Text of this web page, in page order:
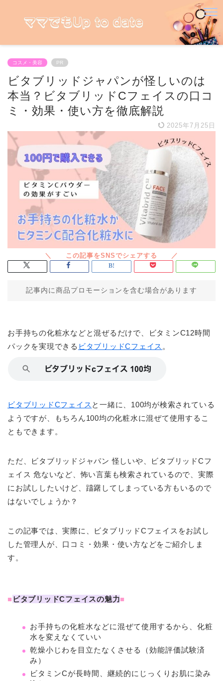
コスメ・美容 PR
ビタブリッドジャパンが怪しいのは
本当？ビタブリッドCフェイスの口コ
ミ・効果・使い方を徹底解説
2025年7月25日
記事内に商品プロモーションを含む場合があります
お手持ちの化粧水などと混ぜるだけで、ビタミンC12時間
パックを実現できる ビタブリッドCフェイス 。
ビタブリッドCフェイス と一緒に、100均が検索されている
ようですが、もちろん100均の化粧水に混ぜて使用するこ
ともできます。
ただ、ビタブリッドジャパン 怪しいや、ビタブリッドCフ
ェイス 危ないなど、怖い言葉も検索されているので、実際
にお試ししたいけど、躊躇してしまっている方もいるので
はないでしょうか？
この記事では、実際に、ビタブリッドCフェイスをお試し
した管理人が、口コミ・効果・使い方などをご紹介しま
す。
■ ビタブリッドCフェイスの魅力■
お手持ちの化粧水などに混ぜて使用するから、化粧
水を変えなくていい
乾燥小じわを目立たなくさせる（効能評価試験済
み）
ビタミンCが長時間、継続的にじっくりお肌に染み